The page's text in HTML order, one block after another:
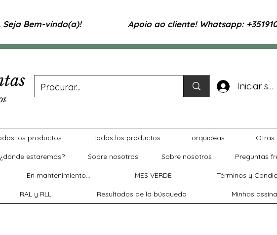
Seja Bem-vindo(a)! Apoio ao cliente! Whatsapp:
Iniciar
los productos Todos los productos orquideas Otras
estaremos? Sobre nosotros Sobre nosotros Preguntas
En mantenimiento... MES VERDE Términos y
RAL y RLL Resultados de la búsqueda Minhas